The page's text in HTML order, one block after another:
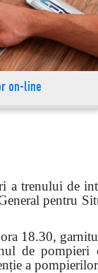
on-line
a trenului de
pentru
18.30,
de pompieri
a